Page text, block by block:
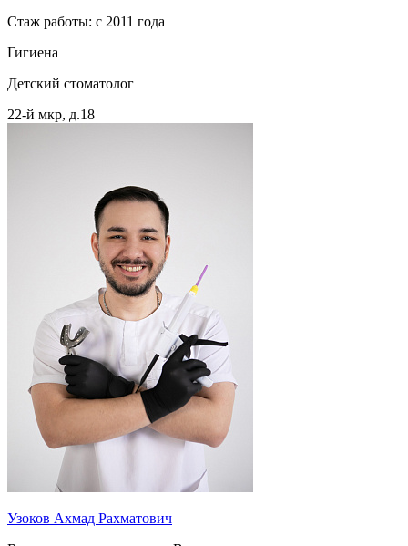
Стаж работы: с 2011 года
Гигиена
Детский стоматолог
22-й мкр, д.18
Узоков Ахмад Рахматович